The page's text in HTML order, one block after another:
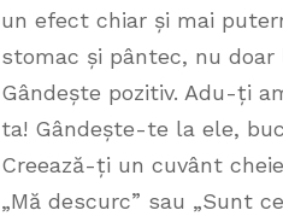
un efect chiar și mai
stomac și pântec, nu
Gândește pozitiv. Adu-ți
ta! Gândește-te la ele,
Creează-ți un cuvânt
„Mă descurc” sau „Sunt